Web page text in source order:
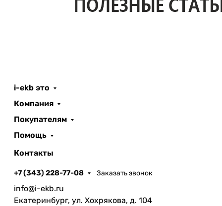
i-ekb это
Компания
Покупателям
Помощь
Контакты
+7 (343) 228-77-08 Заказать звонок
info@i-ekb.ru
Екатеринбург, ул. Хохрякова, д. 104